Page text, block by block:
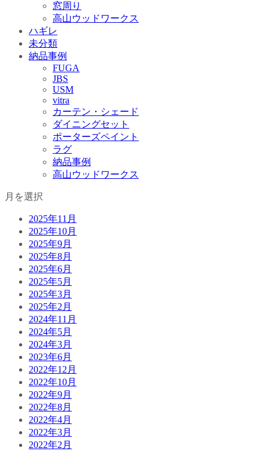
窓周り
高山ウッドワークス
ハギレ
未分類
納品事例
FUGA
JBS
USM
vitra
カーテン・シェード
ダイニングセット
ポーターズペイント
ラグ
納品事例
高山ウッドワークス
月を選択
2025年11月
2025年10月
2025年9月
2025年8月
2025年6月
2025年5月
2025年3月
2025年2月
2024年11月
2024年5月
2024年3月
2023年6月
2022年12月
2022年10月
2022年9月
2022年8月
2022年4月
2022年3月
2022年2月